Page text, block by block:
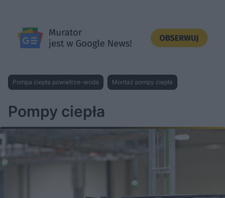
Pompa ciepła powietrze-woda Montaż pompy ciepła
Pompy ciepła